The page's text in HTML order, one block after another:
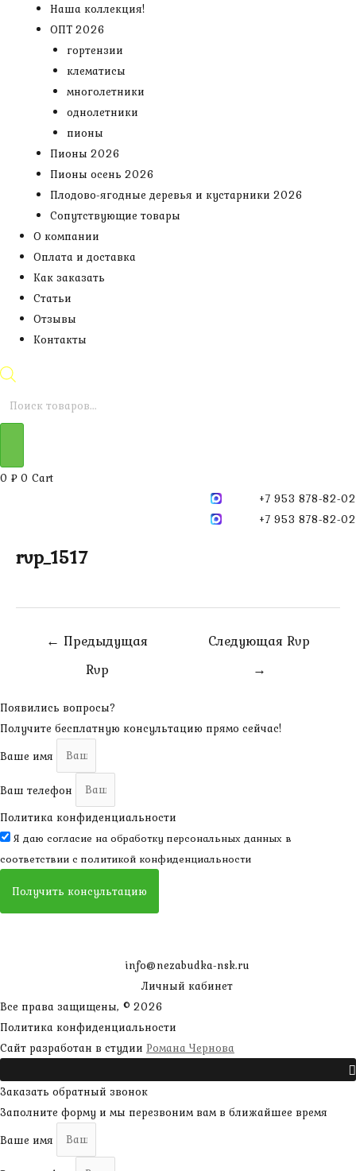
Наша коллекция!
ОПТ 2026
гортензии
клематисы
многолетники
однолетники
пионы
Пионы 2026
Пионы осень 2026
Плодово-ягодные деревья и кустарники 2026
Сопутствующие товары
О компании
Оплата и доставка
Как заказать
Статьи
Отзывы
Контакты
Поиск
0 ₽ 0 Cart
+7 953 878-82-02
+7 953 878-82-02
rvp_1517
Навигация
← Предыдущая
Rvp
Следующая Rvp
→
Появились вопросы?
Получите бесплатную консультацию прямо сейчас!
Ваше имя
Ваш телефон
Политика конфиденциальности
Я даю согласие на обработку персональных данных в
соответствии с политикой конфиденциальности
Получить консультацию
info@nezabudka-nsk.ru
Личный кабинет
Все права защищены, © 2026
Политика конфиденциальности
Сайт разработан в студии Романа Чернова
Заказать обратный звонок
Заполните форму и мы перезвоним вам в ближайшее время
Ваше имя